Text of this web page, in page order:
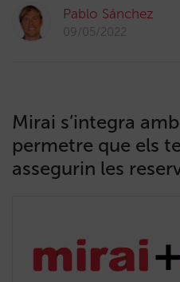
Pablo Sánchez
09/05/2022
Mirai s’integra
permetre que els
assegurin les